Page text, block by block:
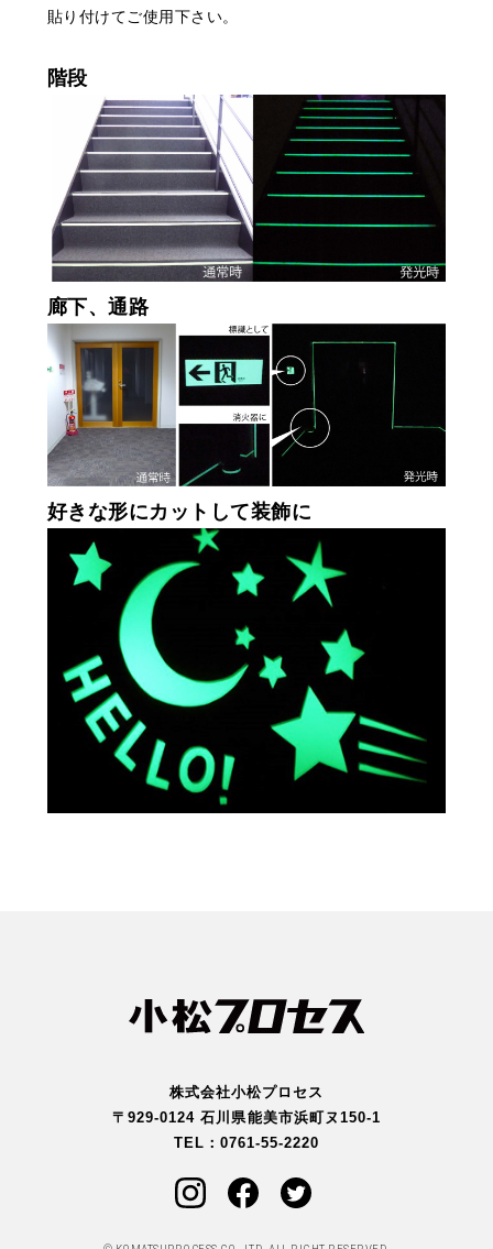
貼り付けてご使用下さい。
階段
廊下、通路
好きな形にカットして装飾に
株式会社小松プロセス
〒929-0124 石川県能美市浜町ヌ150-1
TEL： 0761-55-2220